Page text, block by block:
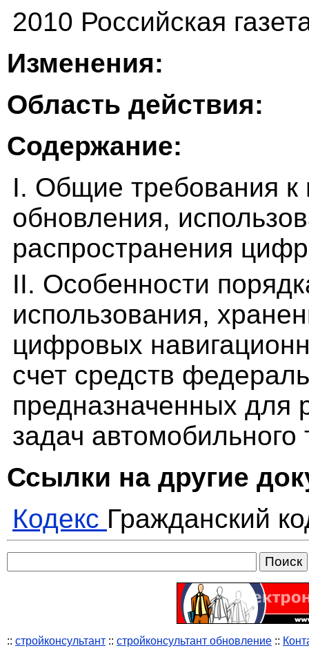
2010 Российская
Изменения:
Область действия:
Содержание:
I. Общие требования к
обновления,
распространения
II. Особенности
использования,
цифровых
счет средств
предназначенных для
задач автомобильного
Ссылки на другие
Кодекс Гражданский
:: стройконсультант :: стройконсультант обновление ::